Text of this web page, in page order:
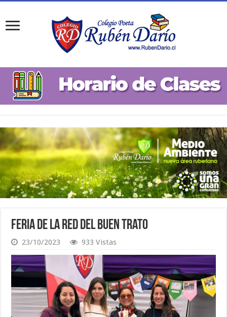
Feria de la Red del Buen Trato
23/10/2023 933 Vistas